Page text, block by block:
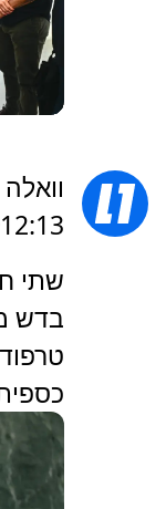
וואלה
12:13
שתי
בדש